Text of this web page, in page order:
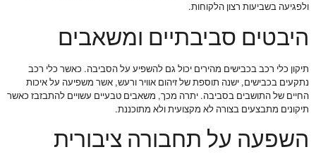
ולפגיעה בשביעות רצון הלקוחות.
היבטים סביבתיים ומשאבים
תיקון כלי רכב בכבישים מהירים יכול גם להשפיע על הסביבה. כאשר כלי רכב
נתקעים בכבישים, ישנה תוספת של זיהום אוויר ורעש, אשר משפיעה על איכות
החיים של התושבים בסביבה. יתרה מכך, משאבים טבעיים עשויים להתבזבז כאשר
תיקונים מתבצעים בצורה לא מקצועית ולא מתוכננת.
השפעה על תחבורה ציבורית